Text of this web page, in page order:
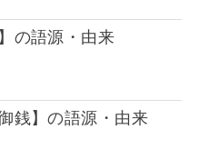
の語源・由来
銭】の語源・由来